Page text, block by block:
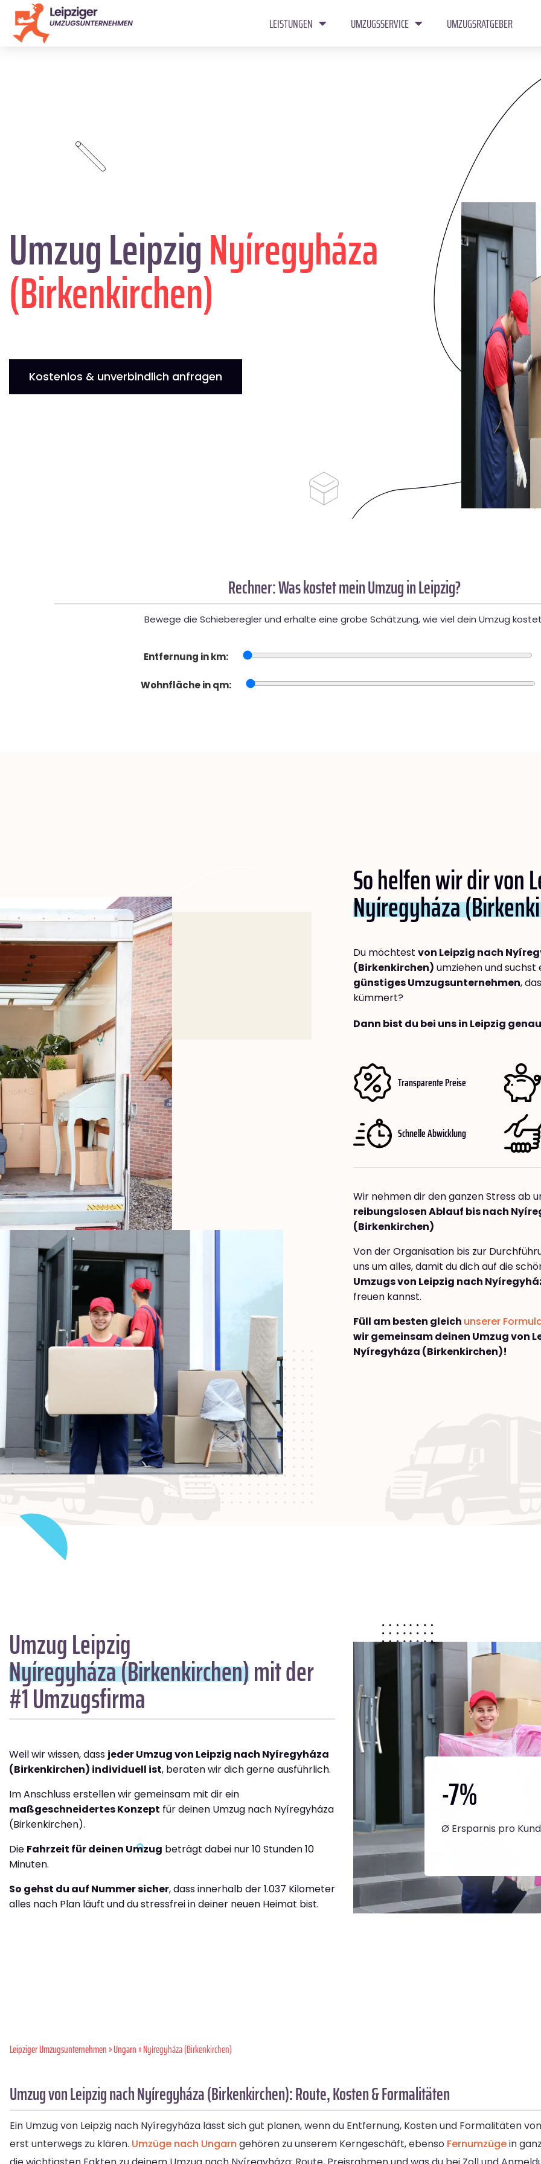
LEISTUNGEN UMZUGSSERVICE UMZUGSRATGEBER
Umzug LeipzigNyíregyháza
(Birkenkirchen)
Kostenlos & unverbindlich anfragen
Rechner: Was kostet mein Umzug in Leipzig?
Bewege die Schieberegler und erhalte eine grobe Schätzung, wie viel dein Umzug
Entfernung in km:
Wohnfläche in qm:
So helfen wir dir von
Nyíregyháza
Du möchtest von Leipzig nach
(Birkenkirchen) umziehen und suchst
günstiges Umzugsunternehmen,
kümmert?
Dann bist du bei uns in Leipzig
Transparente Preise
Schnelle Abwicklung
Wir nehmen dir den ganzen Stress ab
reibungslosen Ablauf bis nach
(Birkenkirchen)
Von der Organisation bis zur
uns um alles, damit du dich auf die
Umzugs von Leipzig nach
freuen kannst.
Füll am besten gleich unserer
wir gemeinsam deinen Umzug von
Nyíregyháza (Birkenkirchen)!
Umzug Leipzig
Nyíregyháza (Birkenkirchen)mit der
#1 Umzugsfirma
Weil wir wissen, dass jeder Umzug von Leipzig nach Nyíregyháza
(Birkenkirchen) individuell ist, beraten wir dich gerne ausführlich.
Im Anschluss erstellen wir gemeinsam mit dir ein
maßgeschneidertes Konzept für deinen Umzug nach Nyíregyháza
(Birkenkirchen).
Die Fahrzeit für deinen Umzug beträgt dabei nur 10 Stunden 10
Minuten.
So gehst du auf Nummer sicher, dass innerhalb der 1.037 Kilometer
alles nach Plan läuft und du stressfrei in deiner neuen Heimat bist.
-7%
Ø Ersparnis pro
Leipziger Umzugsunternehmen»Ungarn» Nyíregyháza (Birkenkirchen)
Umzug von Leipzig nach Nyíregyháza (Birkenkirchen): Route, Kosten & Formalitäten
Ein Umzug von Leipzig nach Nyíregyháza lässt sich gut planen, wenn du Entfernung, Kosten und Formalitäten
erst unterwegs zu klären. Umzüge nach Ungarn gehören zu unserem Kerngeschäft, ebenso Fernumzügein